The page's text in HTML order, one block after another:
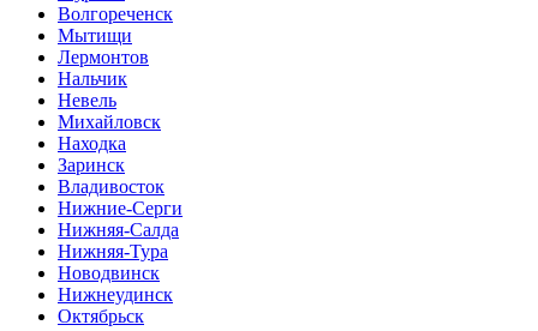
Волгореченск
Мытищи
Лермонтов
Нальчик
Невель
Михайловск
Находка
Заринск
Владивосток
Нижние-Серги
Нижняя-Салда
Нижняя-Тура
Новодвинск
Нижнеудинск
Октябрьск